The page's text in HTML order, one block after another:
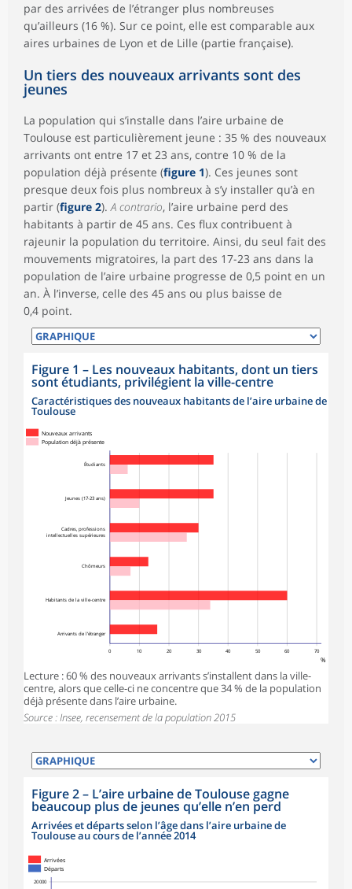
par des arrivées de l’étranger plus nombreuses
qu’ailleurs (16 %). Sur ce point, elle est comparable aux
aires urbaines de Lyon et de Lille (partie française).
Un tiers des nouveaux arrivants sont des
jeunes
La population qui s’installe dans l’aire urbaine de
Toulouse est particulièrement jeune : 35 % des nouveaux
arrivants ont entre 17 et 23 ans, contre 10 % de la
population déjà présente (figure 1). Ces jeunes sont
presque deux fois plus nombreux à s’y installer qu’à en
partir (figure 2).A contrario, l’aire urbaine perd des
habitants à partir de 45 ans. Ces flux contribuent à
rajeunir la population du territoire. Ainsi, du seul fait des
mouvements migratoires, la part des 17-23 ans dans la
population de l’aire urbaine progresse de 0,5 point en un
an. À l’inverse, celle des 45 ans ou plus baisse de
0,4 point.
Figure 1 – Les nouveaux habitants, dont un tiers
sont étudiants, privilégient la ville-centre
Caractéristiques des nouveaux habitants de l’aire urbaine de
Toulouse
0 10 20 30 40 50 60 70
%
Étudiants
Jeunes (17-23 ans)
Cadres, professions
intellectuelles supérieures
Chômeurs
Habitants de la ville-centre
Arrivants de l’étranger
Nouveaux arrivants
Population déjà présente
Lecture : 60 % des nouveaux arrivants s’installent dans la ville-
centre, alors que celle-ci ne concentre que 34 % de la population
déjà présente dans l’aire urbaine.
Source : Insee, recensement de la population 2015
Figure 2– L’aire urbaine de Toulouse gagne
beaucoup plus de jeunes qu’elle n’en perd
Arrivées et départs selon l’âge dans l’aire urbaine de
Toulouse au cours de l’année 2014
20 000
Arrivées
Départs